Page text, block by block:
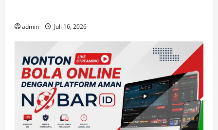
admin Juli 16, 2026